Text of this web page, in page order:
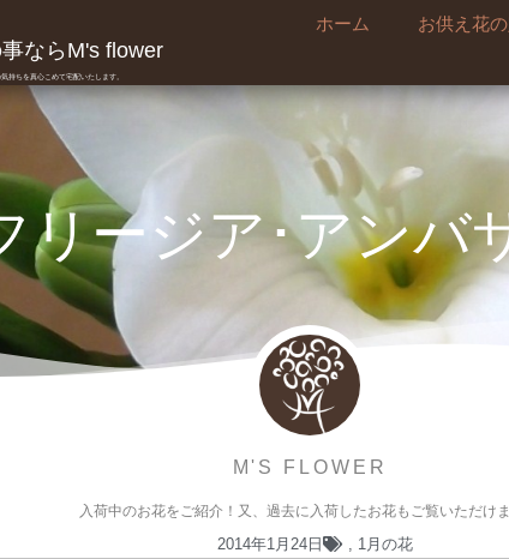
ならM's flower
持ちを真心こめて宅配いたします。
ホーム お供え花
リージア･アンバ
M'S FLOWER
入荷中のお花をご紹介！又、過去に入荷したお花もご覧いただけま
2014年1月24日 1月の花